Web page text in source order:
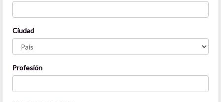
Ciudad
Profesión